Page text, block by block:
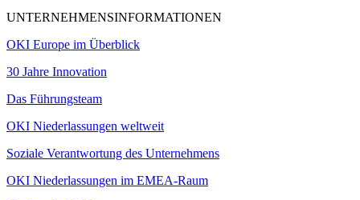
UNTERNEHMENSINFORMATIONEN
OKI Europe im Überblick
30 Jahre Innovation
Das Führungsteam
OKI Niederlassungen weltweit
Soziale Verantwortung des Unternehmens
OKI Niederlassungen im EMEA-Raum